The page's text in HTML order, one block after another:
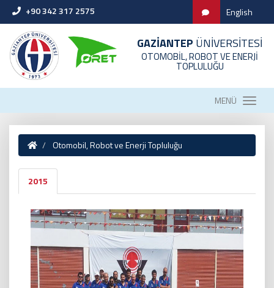
+90 342 317 2575 English
GAZİANTEP ÜNİVERSİTESİ
OTOMOBİL, ROBOT VE ENERJİ
TOPLULUĞU
MENÜ
Otomobil, Robot ve Enerji Topluluğu
2015